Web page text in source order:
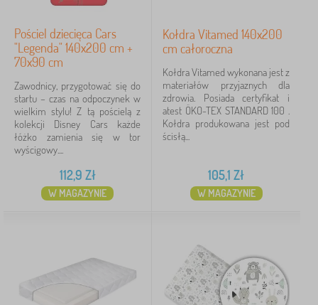
Pościel dziecięca Cars
"Legenda" 140x200 cm +
70x90 cm
Zawodnicy, przygotować się do
startu – czas na odpoczynek w
wielkim stylu! Z tą pościelą z
kolekcji Disney Cars każde
łóżko zamienia się w tor
wyścigowy....
112,9 Zł
W MAGAZYNIE
Kołdra Vitamed 140x200
cm całoroczna
Kołdra Vitamed wykonana jest z
materiałów przyjaznych dla
zdrowia. Posiada certyfikat i
atest ÖKO-TEX STANDARD 100 .
Kołdra produkowana jest pod
ścisłą...
105,1 Zł
W MAGAZYNIE